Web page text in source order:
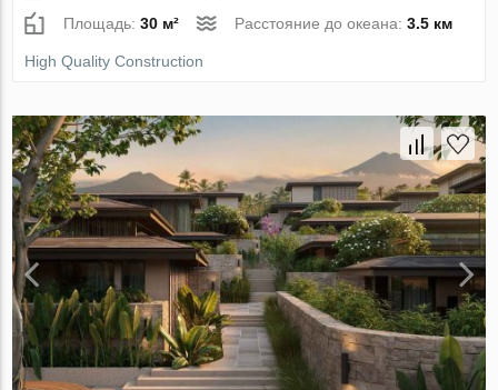
Площадь:30 м² Расстояние до океана:3.5 км
High Quality Construction